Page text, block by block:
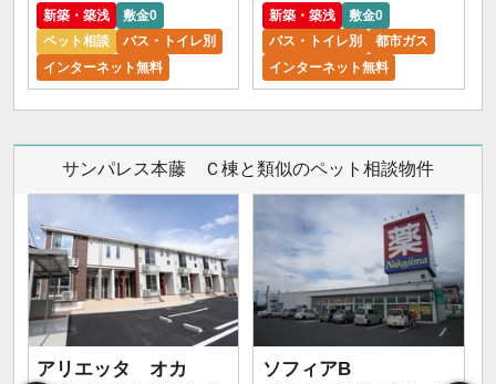
新築・築浅
敷金0
ペット相談
バス・トイレ別
インターネット無料
新築・築浅
敷金0
バス・トイレ別
都市ガス
インターネット無料
サンパレス本藤 Ｃ棟と類似のペット相談物件
アリエッタ オカ ソフィアB